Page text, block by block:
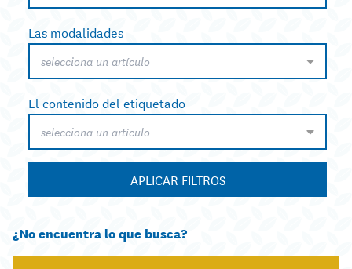
Las modalidades
selecciona un artículo
El contenido del etiquetado
selecciona un artículo
APLICAR FILTROS
¿No encuentra lo que busca?